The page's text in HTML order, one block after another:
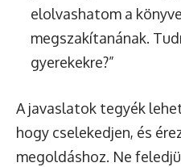
elolvashatom a
megszakítanának.
gyerekekre?”
A javaslatok tegyék
hogy cselekedjen, és
megoldáshoz. Ne